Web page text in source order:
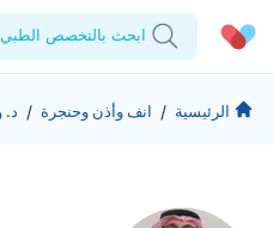
ابحث بالتخصص
الحساب الشخصي
الوصفات الطبية
الشركة
للمنشآت
الرئيسية / انف وأذن وحنجرة / د.